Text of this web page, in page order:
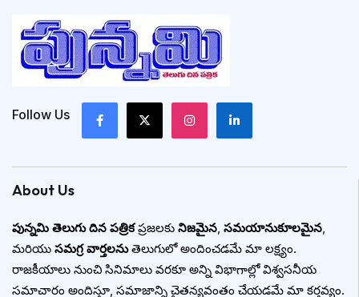
Follow Us
About Us
పున్నమి తెలుగు దిన పత్రికప్రజలకు నిజమైన, సమయానుకూలమైన,
మరియు సమగ్ర వార్తలనుతెలుగులో అందించడమే మా లక్ష్యం.
రాజకీయాలు నుంచి సినిమాలు వరకూ అన్ని విభాగాల్లో విశ్వసనీయ
సమాచారం అందిస్తూ, సమాజాన్ని చైతన్యవంతం చేయడమే మా కర్తవ్యం.